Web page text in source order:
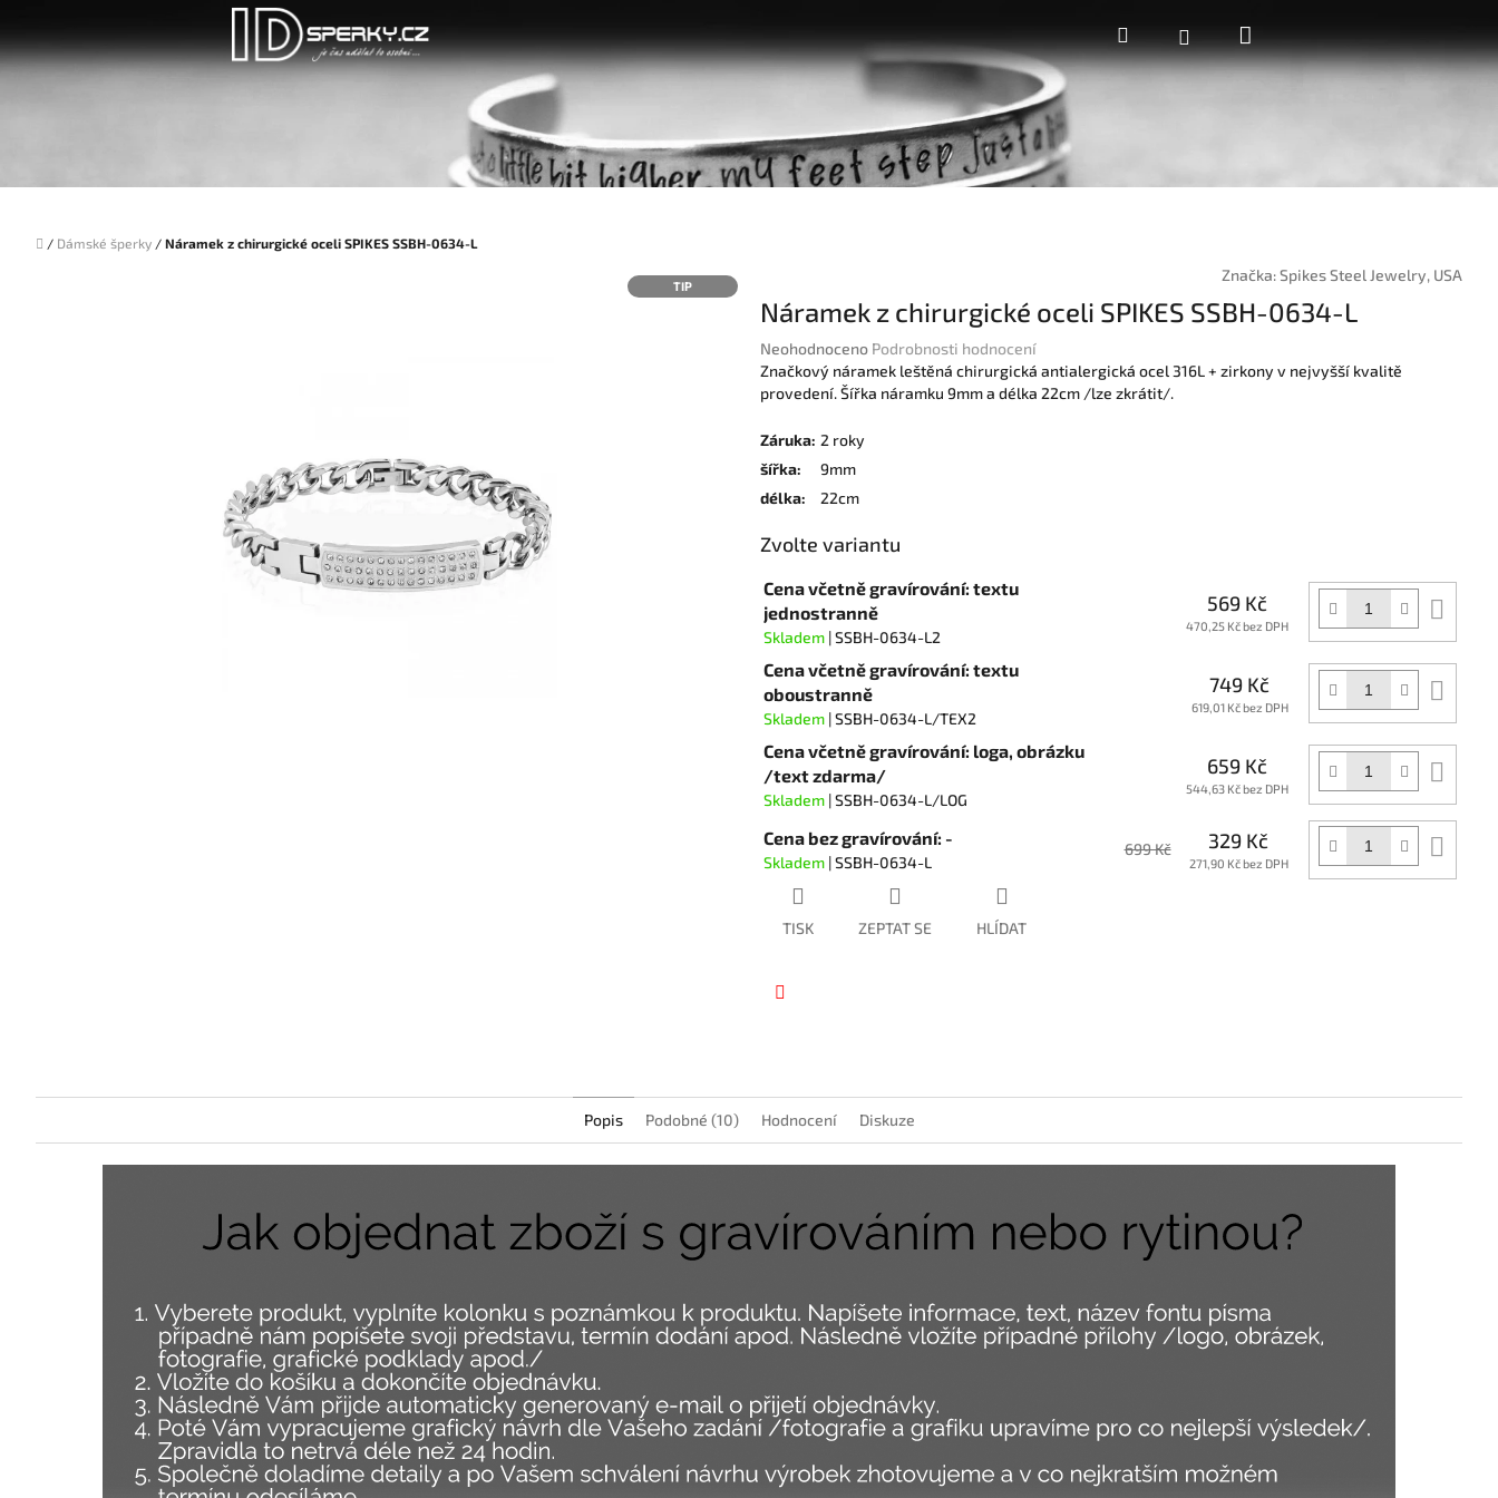
obsah
HledatPřihlášeníNákupní
košík
Domů
/ Dámské šperky / Náramek z chirurgické oceli SPIKES SSBH-0634-L
TIP
Značka:Spikes Steel Jewelry, USA
Náramek z chirurgické oceli SPIKES SSBH-0634-L
Průměrné
hodnocení
produktu
0,0
z
5
hvězdiček.
Neohodnoceno Podrobnosti hodnocení
Značkový náramek leštěná chirurgická antialergická ocel 316L + zirkony v nejvyšší kvalitě
provedení. Šířka náramku 9mm a délka 22cm /lze zkrátit/.
Záruka: 2 roky
šířka:
9mm
délka: 22cm
Zvolte variantu
Cena včetně gravírování: textu
jednostranně
Skladem | SSBH-0634-L2
569 Kč
470,25 Kč bez DPH
Cena včetně gravírování: textu
oboustranně
Skladem | SSBH-0634-L/TEX2
749 Kč
619,01 Kč bez DPH
Cena včetně gravírování: loga, obrázku
/text zdarma/
Skladem | SSBH-0634-L/LOG
659 Kč
544,63 Kč bez DPH
Cena bez gravírování: -
Skladem | SSBH-0634-L
699 Kč 329 Kč
271,90 Kč bez DPH
TISK ZEPTAT SE HLÍDAT
Popis Podobné (10) Hodnocení Diskuze